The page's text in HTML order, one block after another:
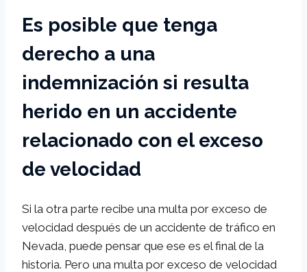
Es posible que tenga
derecho a una
indemnización si resulta
herido en un accidente
relacionado con el exceso
de velocidad
Si la otra parte recibe una multa por exceso de
velocidad después de un accidente de tráfico en
Nevada, puede pensar que ese es el final de la
historia. Pero una multa por exceso de velocidad